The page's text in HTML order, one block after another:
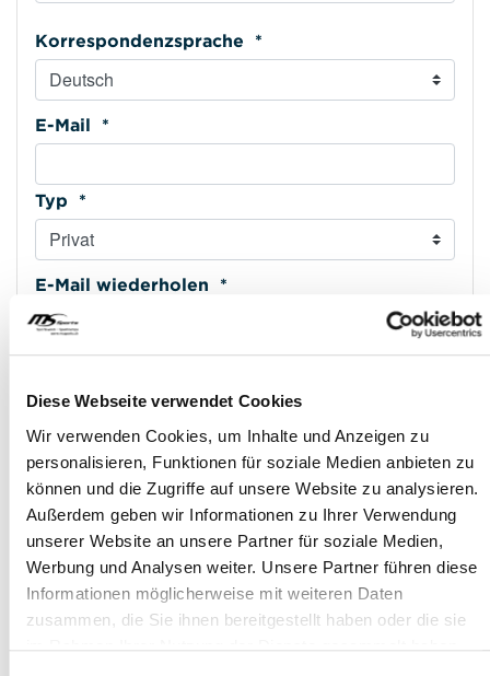
Diese Webseite verwendet Cookies
Wir verwenden Cookies, um Inhalte und Anzeigen zu
personalisieren, Funktionen für soziale Medien anbieten zu
können und die Zugriffe auf unsere Website zu analysieren.
Außerdem geben wir Informationen zu Ihrer Verwendung
unserer Website an unsere Partner für soziale Medien,
Werbung und Analysen weiter. Unsere Partner führen diese
Informationen möglicherweise mit weiteren Daten
zusammen, die Sie ihnen bereitgestellt haben oder die sie
Korrespondenzsprache *
E-Mail *
Typ *
E-Mail wiederholen *
Typ *
Postleitzahl *